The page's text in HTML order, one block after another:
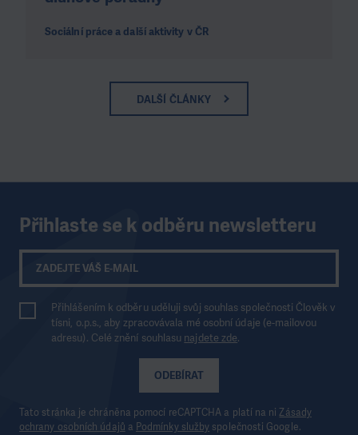
Sociální práce a další aktivity v ČR
DALŠÍ ČLÁNKY
Přihlaste se k odběru newsletteru
ODEBÍRAT
Přihlášením k odběru uděluji svůj souhlas společnosti Člověk v
tísni, o.p.s., aby zpracovávala mé osobní údaje (e-mailovou
adresu). Celé znění souhlasu najdete zde.
Tato stránka je chráněna pomocí reCAPTCHA a platí na niZásady
ochrany osobních údajů a Podmínky služby společnosti Google.